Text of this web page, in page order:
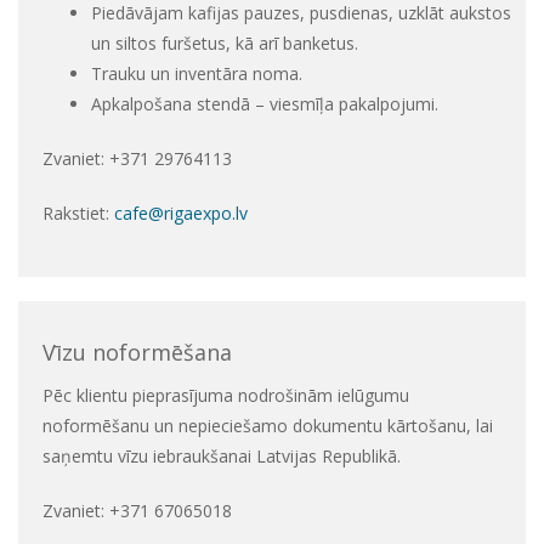
Piedāvājam kafijas pauzes, pusdienas, uzklāt aukstos
un siltos furšetus, kā arī banketus.
Trauku un inventāra noma.
Apkalpošana stendā – viesmīļa pakalpojumi.
Zvaniet: +371 29764113
Rakstiet: cafe@rigaexpo.lv
Vīzu noformēšana
Pēc klientu pieprasījuma nodrošinām ielūgumu
noformēšanu un nepieciešamo dokumentu kārtošanu, lai
saņemtu vīzu iebraukšanai Latvijas Republikā.
Zvaniet: +371 67065018